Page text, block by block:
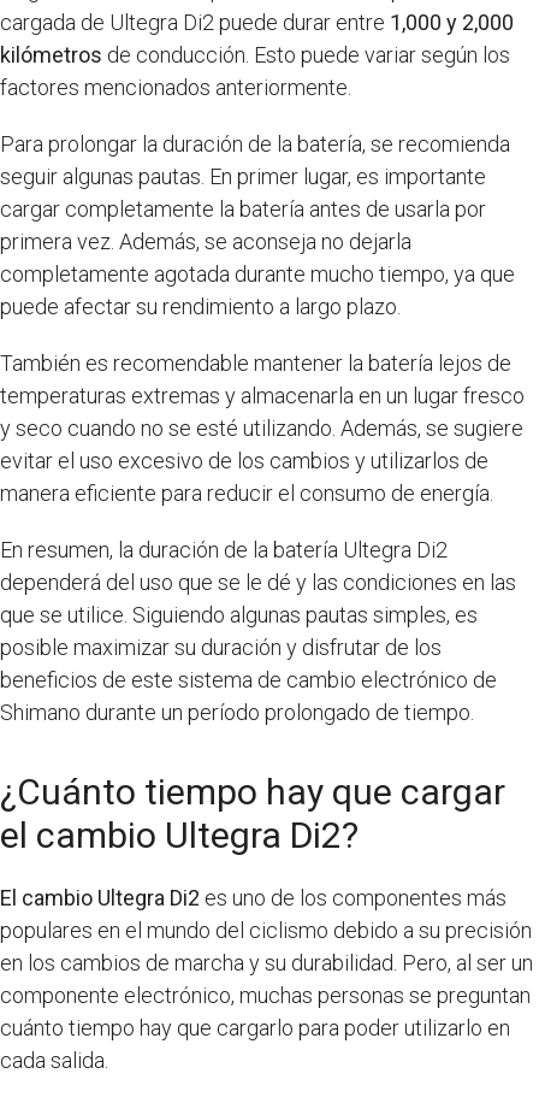
cargada de Ultegra Di2 puede durar entre 1,000 y 2,000
kilómetros de conducción. Esto puede variar según los
factores mencionados anteriormente.
Para prolongar la duración de la batería, se recomienda
seguir algunas pautas. En primer lugar, es importante
cargar completamente la batería antes de usarla por
primera vez. Además, se aconseja no dejarla
completamente agotada durante mucho tiempo, ya que
puede afectar su rendimiento a largo plazo.
También es recomendable mantener la batería lejos de
temperaturas extremas y almacenarla en un lugar fresco
y seco cuando no se esté utilizando. Además, se sugiere
evitar el uso excesivo de los cambios y utilizarlos de
manera eficiente para reducir el consumo de energía.
En resumen, la duración de la batería Ultegra Di2
dependerá del uso que se le dé y las condiciones en las
que se utilice. Siguiendo algunas pautas simples, es
posible maximizar su duración y disfrutar de los
beneficios de este sistema de cambio electrónico de
Shimano durante un período prolongado de tiempo.
¿Cuánto tiempo hay que cargar
el cambio Ultegra Di2?
El cambio Ultegra Di2 es uno de los componentes más
populares en el mundo del ciclismo debido a su precisión
en los cambios de marcha y su durabilidad. Pero, al ser un
componente electrónico, muchas personas se preguntan
cuánto tiempo hay que cargarlo para poder utilizarlo en
cada salida.